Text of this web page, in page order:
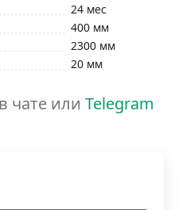
24 мес
400 мм
2300 мм
20 мм
чате или Telegram